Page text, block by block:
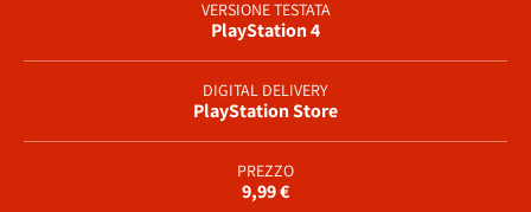
VERSIONE TESTATA
PlayStation 4
DIGITAL DELIVERY
PlayStation Store
PREZZO
9,99 €